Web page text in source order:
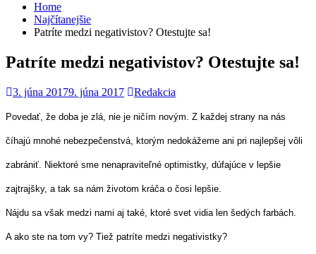
Home
Najčítanejšie
Patríte medzi negativistov? Otestujte sa!
Patríte medzi negativistov? Otestujte sa!
3. júna 20179. júna 2017 Redakcia
Povedať, že doba je zlá, nie je ničím novým. Z každej strany na nás
číhajú mnohé nebezpečenstvá, ktorým nedokážeme ani pri najlepšej vôli
zabrániť. Niektoré sme nenapraviteľné optimistky, dúfajúce v lepšie
zajtrajšky, a tak sa nám životom kráča o čosi lepšie.
Nájdu sa však medzi nami aj také, ktoré svet vidia len šedých farbách.
A ako ste na tom vy? Tiež patríte medzi negativistky?